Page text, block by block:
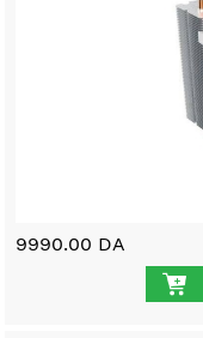
9990.00 DA